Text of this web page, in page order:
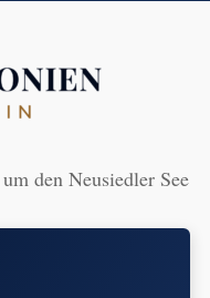
den Neusiedler See